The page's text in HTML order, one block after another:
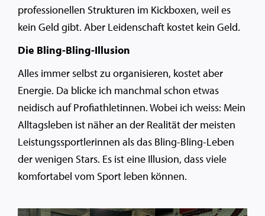
professionellen Strukturen im Kickboxen, weil es
kein Geld gibt. Aber Leidenschaft kostet kein Geld.
Die Bling-Bling-Illusion
Alles immer selbst zu organisieren, kostet aber
Energie. Da blicke ich manchmal schon etwas
neidisch auf Profiathletinnen. Wobei ich weiss: Mein
Alltagsleben ist näher an der Realität der meisten
Leistungssportlerinnen als das Bling-Bling-Leben
der wenigen Stars. Es ist eine Illusion, dass viele
komfortabel vom Sport leben können.